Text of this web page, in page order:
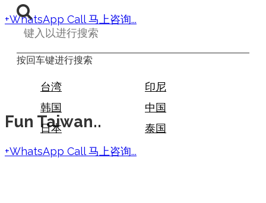
+WhatsApp Call 马上咨询...
Fun Taiwan..
+WhatsApp Call 马上咨询...
按回车键进行搜索
台湾
印尼
韩国
中国
日本
泰国